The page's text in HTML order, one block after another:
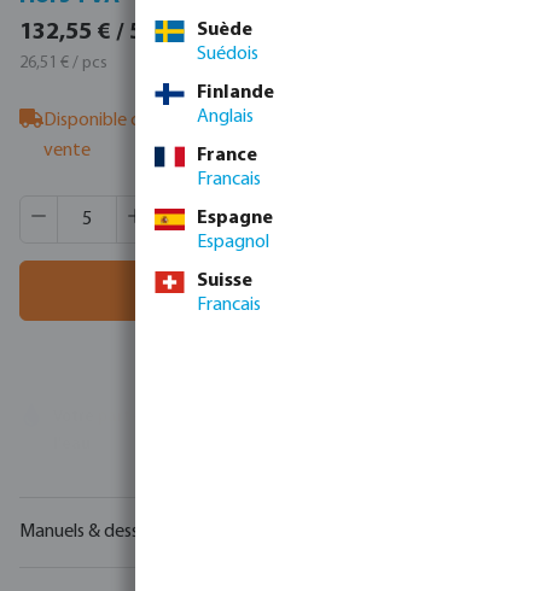
132,55 € / 5 pcs
26,51 € / pcs
Disponible chez le fournisseur
vente
Quantité de produit : Entrez la quantité souhaitée ou
Quantité de boîtes:
MSQ:
Ajouter au panier
Manuels & dessins
Suède
Suédois
Finlande
Anglais
France
Francais
Espagne
Espagnol
Suisse
Francais